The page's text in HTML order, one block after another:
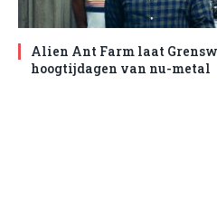
Alien Ant Farm laat
hoogtijdagen van nu-metal